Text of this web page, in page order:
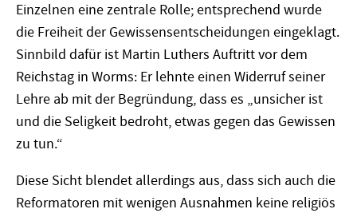
Einzelnen eine zentrale Rolle; entsprechend wurde
die Freiheit der Gewissensentscheidungen eingeklagt.
Sinnbild dafür ist Martin Luthers Auftritt vor dem
Reichstag in Worms: Er lehnte einen Widerruf seiner
Lehre ab mit der Begründung, dass es „unsicher ist
und die Seligkeit bedroht, etwas gegen das Gewissen
zu tun.“
Diese Sicht blendet allerdings aus, dass sich auch die
Reformatoren mit wenigen Ausnahmen keine religiös